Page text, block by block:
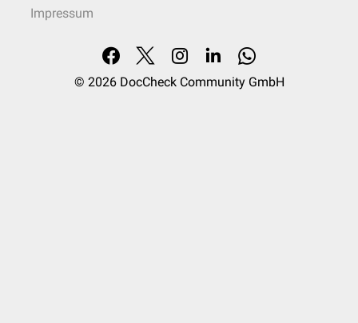
Impressum
© 2026 DocCheck Community GmbH